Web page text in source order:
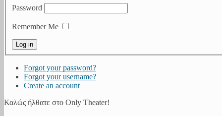
Password
Remember Me
Forgot your password?
Forgot your username?
Create an account
Καλώς ήλθατε στο Only Theater!